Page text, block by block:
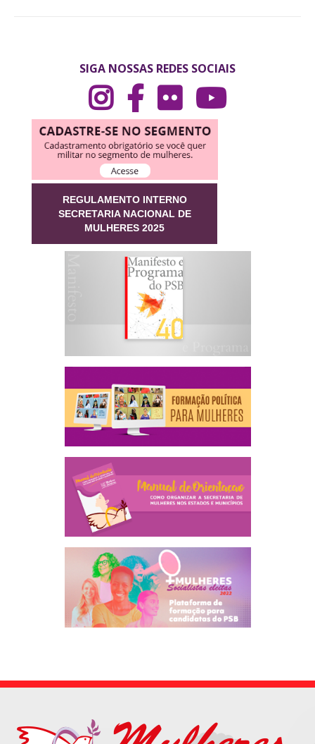
SIGA NOSSAS REDES SOCIAIS
REGULAMENTO INTERNO
SECRETARIA NACIONAL DE
MULHERES 2025